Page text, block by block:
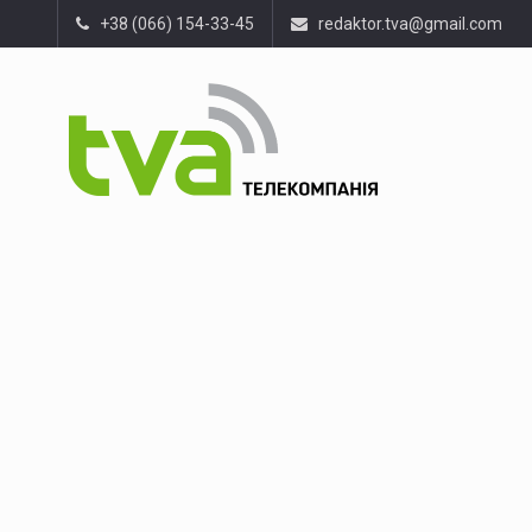
+38 (066) 154-33-45 redaktor.tva@gmail.com